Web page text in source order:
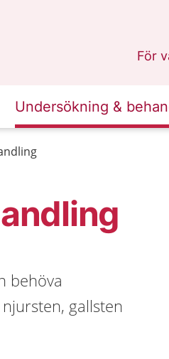
För
Undersökning &
behöva
gallsten